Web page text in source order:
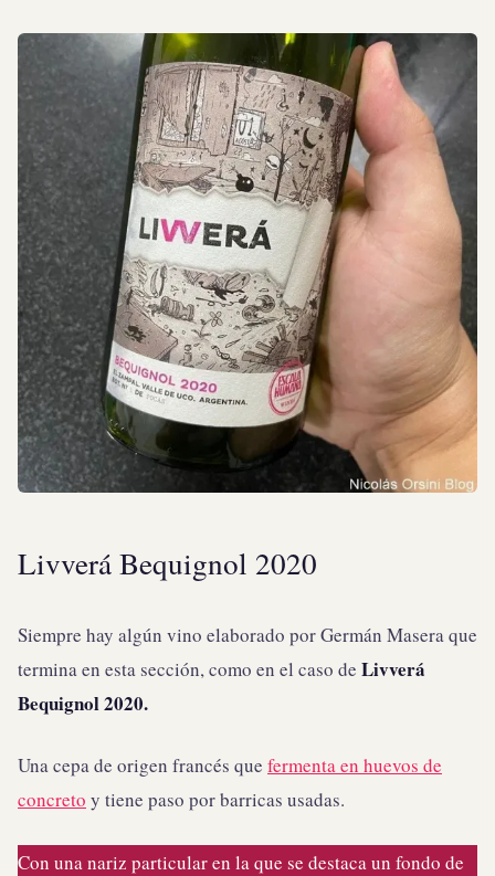
Livverá Bequignol 2020
Siempre hay algún vino elaborado por Germán Masera que
termina en esta sección, como en el caso de Livverá
Bequignol 2020.
Una cepa de origen francés que fermenta en huevos de
concreto y tiene paso por barricas usadas.⁠
Con una nariz particular en la que se destaca un fondo de